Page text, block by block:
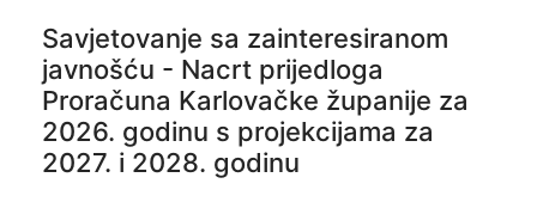
Savjetovanje sa zainteresiranom
javnošću - Nacrt prijedloga
Proračuna Karlovačke županije za
2026. godinu s projekcijama za
2027. i 2028. godinu